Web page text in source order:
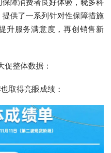
障消费者良好体验，晓多科
供了一系列针对性保障措施
升服务满意度，再创销售新
促整体数据：
取得亮眼成绩：